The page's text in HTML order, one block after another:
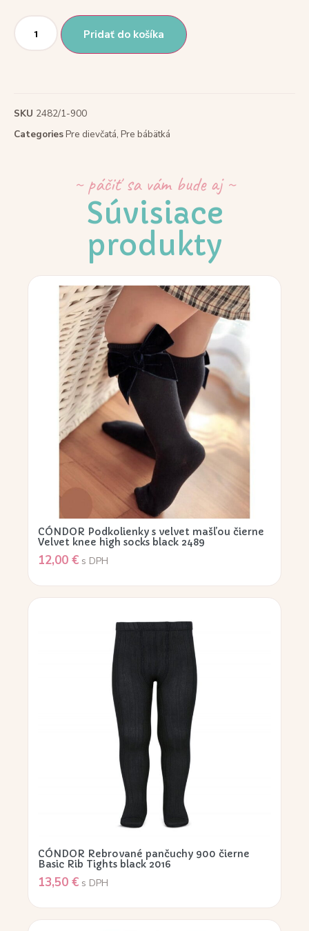
Pridať do košíka
SKU 2482/1-900
CategoriesPre dievčatá, Pre bábätká
~ páčiť sa vám bude aj ~
Súvisiace
produkty
CÓNDOR Podkolienky s velvet mašľou čierne
Velvet knee high socks black 2489
12,00 € s DPH
CÓNDOR Rebrované pančuchy 900 čierne
Basic Rib Tights black 2016
13,50 € s DPH